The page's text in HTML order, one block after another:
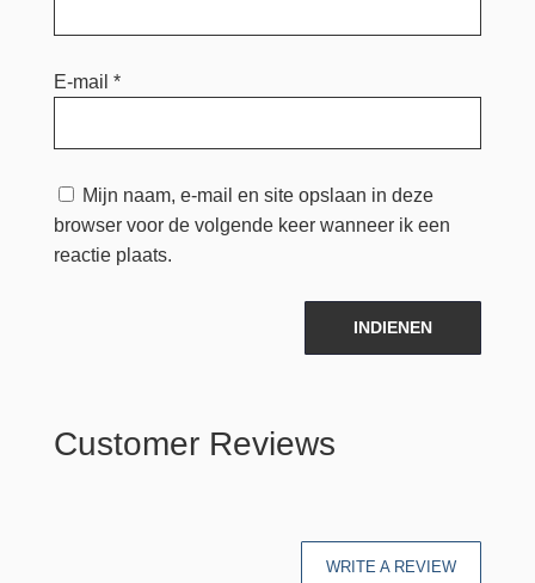
E-mail *
Mijn naam, e-mail en site opslaan in deze
browser voor de volgende keer wanneer ik een
reactie plaats.
INDIENEN
Customer Reviews
WRITE A REVIEW